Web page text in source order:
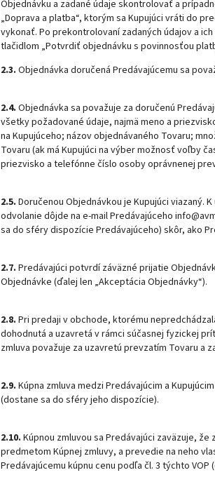
Objednávku a zadané údaje skontrolovať a
„Doprava a platba“, ktorým sa Kupujúci vráti do
vykonať. Po prekontrolovaní zadaných údajov a
tlačidlom „Potvrdiť objednávku s povinnosťou
2.3. Objednávka doručená Predávajúcemu sa
2.4. Objednávka sa považuje za doručenú
všetky požadované údaje, najmä meno a
na Kupujúceho; názov objednávaného Tovaru;
Tovaru (ak má Kupujúci na výber možnosť voľby
priezvisko a telefónne číslo osoby oprávnenej
2.5. Doručenou Objednávkou je Kupujúci viazaný.
odvolanie dôjde na e-mail Predávajúceho
sa do sféry dispozície Predávajúceho) skôr, ako
2.7. Predávajúci potvrdí záväzné prijatie
Objednávke (ďalej len „Akceptácia Objednávky“).
2.8. Pri predaji v obchode, ktorému
dohodnutá a uzavretá v rámci súčasnej fyzickej
zmluva považuje za uzavretú prevzatím Tovaru a
2.9. Kúpna zmluva medzi Predávajúcim a
(dostane sa do sféry jeho dispozície).
2.10. Kúpnou zmluvou sa Predávajúci zaväzuje,
predmetom Kúpnej zmluvy, a prevedie na neho
Predávajúcemu kúpnu cenu podľa čl. 3 týchto VOP